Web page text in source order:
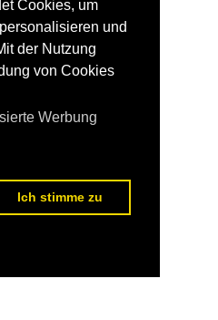
Cookies, um
und
der Nutzung
von Cookies
Werbung
Ich stimme zu